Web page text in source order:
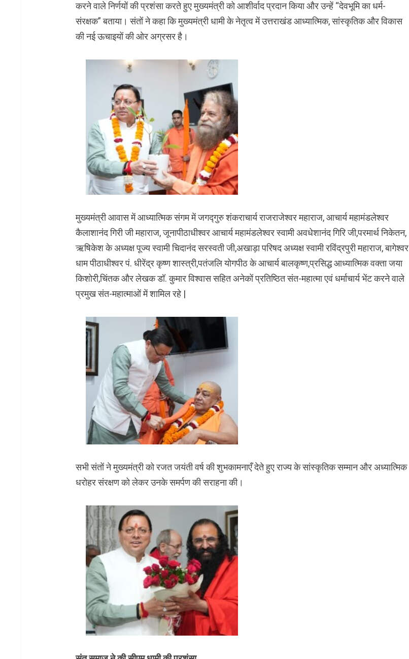
करने वाले निर्णयों की प्रशंसा करते हुए मुख्यमंत्री को आशीर्वाद प्रदान किया और उन्हें “देवभूमि का धर्म-
संरक्षक” बताया। संतों ने कहा कि मुख्यमंत्री धामी के नेतृत्व में उत्तराखंड आध्यात्मिक, सांस्कृतिक और विकास
की नई ऊचाइयों की ओर अग्रसर है।
मुख्यमंत्री आवास में आध्यात्मिक संगम में जगद्गुरु शंकराचार्य राजराजेश्वर महाराज, आचार्य महामंडलेश्वर
कैलाशानंद गिरी जी महाराज, जूनापीठाधीश्वर आचार्य महामंडलेश्वर स्वामी अवधेशानंद गिरि जी,परमार्थ निकेतन,
ऋषिकेश के अध्यक्ष पूज्य स्वामी चिदानंद सरस्वती जी,अखाड़ा परिषद अध्यक्ष स्वामी रविंद्रपुरी महाराज, बागेश्वर
धाम पीठाधीश्वर पं. धीरेंद्र कृष्ण शास्त्री,पतंजलि योगपीठ के आचार्य बालकृष्ण,प्रसिद्ध आध्यात्मिक वक्ता जया
किशोरी,चिंतक और लेखक डॉ. कुमार विश्वास सहित अनेकों प्रतिष्ठित संत-महात्मा एवं धर्माचार्य भेंट करने वाले
प्रमुख संत-महात्माओं में शामिल रहे |
सभी संतों ने मुख्यमंत्री को रजत जयंती वर्ष की शुभकामनाएँ देते हुए राज्य के सांस्कृतिक सम्मान और अध्यात्मिक
धरोहर संरक्षण को लेकर उनके समर्पण की सराहना की।